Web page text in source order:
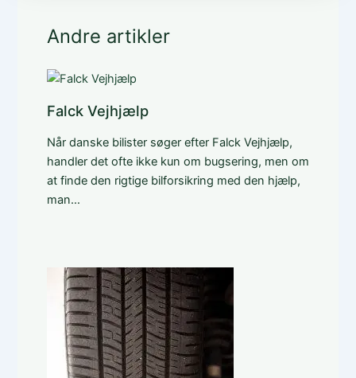
Andre artikler
Falck Vejhjælp
Når danske bilister søger efter Falck Vejhjælp,
handler det ofte ikke kun om bugsering, men om
at finde den rigtige bilforsikring med den hjælp,
man…